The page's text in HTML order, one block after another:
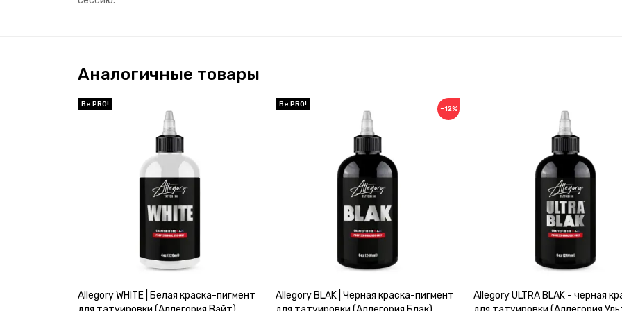
Аналогичные товары
Allegory WHITE | Белая краска-пигмент
−12%
Allegory BLAK | Черная краска-пигмент
Allegory ULTRA BLAK - черная